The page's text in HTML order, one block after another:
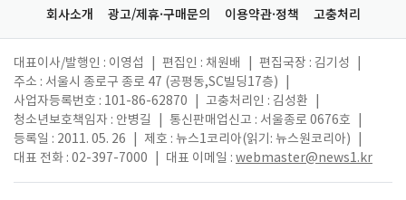
회사소개 광고/제휴·구매문의 이용약관·정책 고충처리
대표이사/발행인 : 이영섭 편집인 : 채원배 편집국장 : 김기성
주소 : 서울시 종로구 종로 47 (공평동,SC빌딩17층)
사업자등록번호 : 101-86-62870
고충처리인 : 김성환
청소년보호책임자 : 안병길
통신판매업신고 : 서울종로 0676호
등록일 : 2011. 05. 26
제호 : 뉴스1코리아(읽기: 뉴스원코리아)
대표 전화 : 02-397-7000
대표 이메일 : webmaster@news1.kr